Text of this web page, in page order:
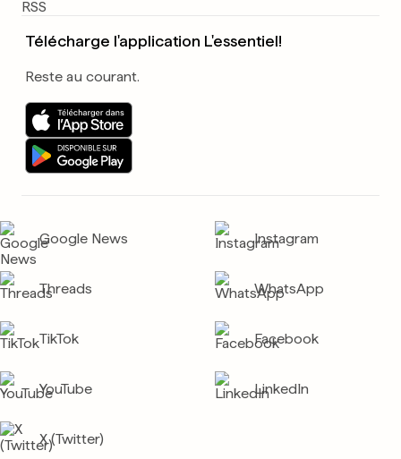
Télécharge l'application L'essentiel!
Reste au courant.
Google News Instagram
Threads WhatsApp
TikTok Facebook
YouTube LinkedIn
X (Twitter)